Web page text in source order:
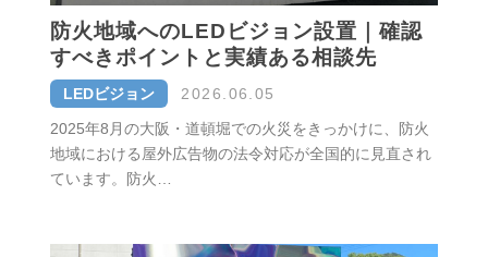
防火地域へのLEDビジョン設置｜確認
すべきポイントと実績ある相談先
LEDビジョン
2026.06.05
2025年8月の大阪・道頓堀での火災をきっかけに、防火
地域における屋外広告物の法令対応が全国的に見直され
ています。防火…